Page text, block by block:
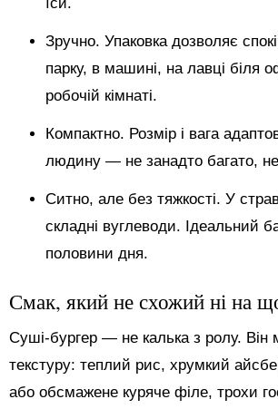
Зручно. Упаковка дозволяє
парку, в машині, на лавці біля
робочій кімнаті.
Компактно. Розмір і вага
людину — не занадто багато,
Ситно, але без тяжкості. У
складні вуглеводи. Ідеальний
половини дня.
Смак, який не схожий ні на
Суші-бургер — не калька з ролу. Він
текстуру: теплий рис, хрумкий
або обсмажене куряче філе, трохи